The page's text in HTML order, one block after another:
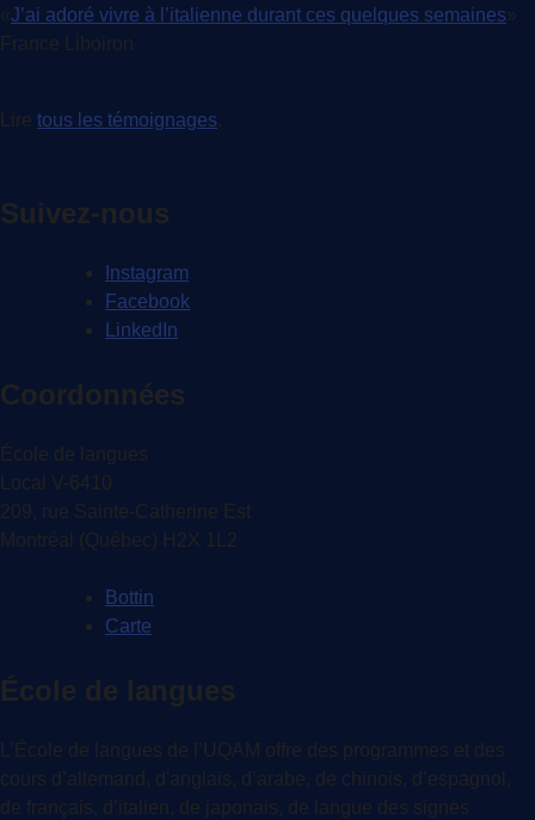
« J’ai adoré vivre à l’italienne durant ces quelques semaines »
France Liboiron
Lire tous les témoignages
Suivez-nous
Instagram
Facebook
LinkedIn
Coordonnées
École de langues
Local V-6410
209, rue Sainte-Catherine Est
Montréal (Québec) H2X 1L2
Bottin
Carte
École de langues
L’École de langues de l’UQAM offre des programmes et des
cours d’allemand, d'anglais, d’arabe, de chinois, d’espagnol,
de français, d’italien, de japonais, de langue des signes